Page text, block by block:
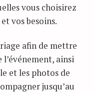
vous choisirez
vos besoins.
afin de mettre
ainsi
et les photos de
jusqu’au